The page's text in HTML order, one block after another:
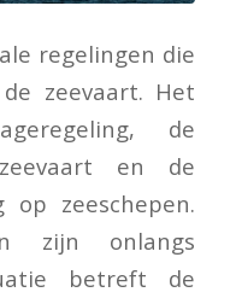
regelingen die
zeevaart. Het
de
en de
op zeeschepen.
zijn onlangs
betreft de